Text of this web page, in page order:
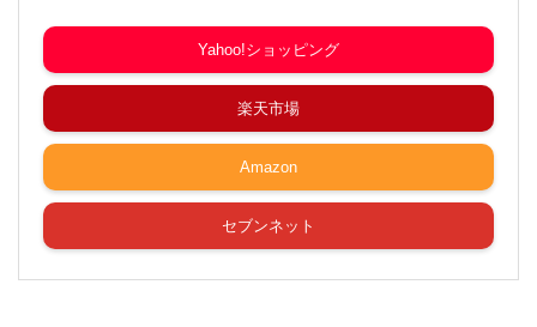
Yahoo!ショッピング
楽天市場
Amazon
セブンネット